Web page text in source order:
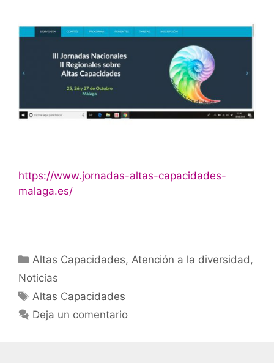
https://www.jornadas-altas-capacidades-
malaga.es/
Categorías
Altas Capacidades,Atención a la diversidad,
Noticias
Etiquetas
Altas Capacidades
Deja un comentario